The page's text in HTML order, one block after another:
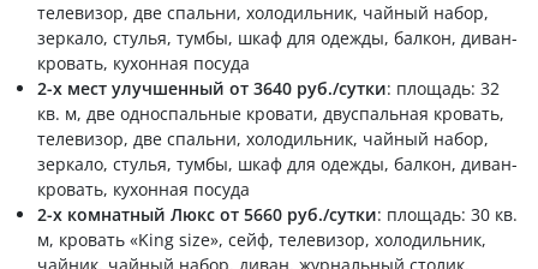
телевизор, две спальни, холодильник, чайный набор,
зеркало, стулья, тумбы, шкаф для одежды, балкон, диван-
кровать, кухонная посуда
2-х мест улучшенный от 3640 руб./сутки: площадь: 32
кв. м, две односпальные кровати, двуспальная кровать,
телевизор, две спальни, холодильник, чайный набор,
зеркало, стулья, тумбы, шкаф для одежды, балкон, диван-
кровать, кухонная посуда
2-х комнатный Люкс от 5660 руб./сутки: площадь: 30 кв.
м, кровать «King size», сейф, телевизор, холодильник,